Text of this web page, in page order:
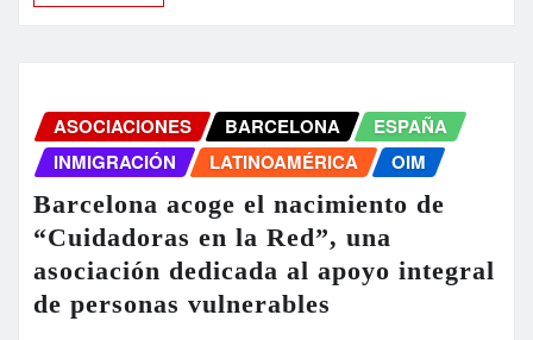
ASOCIACIONES BARCELONA
ESPAÑA
INMIGRACIÓN
LATINOAMÉRICA OIM
Barcelona acoge el nacimiento de
“Cuidadoras en la Red”, una
asociación dedicada al apoyo integral
de personas vulnerables